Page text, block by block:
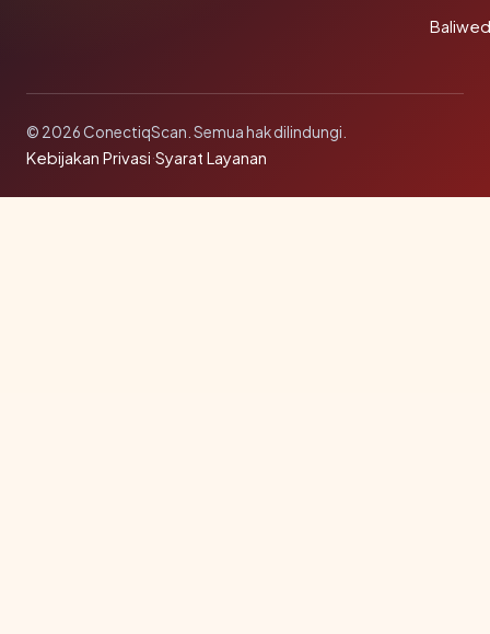
© 2026 ConectiqScan. Semua hak dilindungi.
Kebijakan Privasi·Syarat Layanan